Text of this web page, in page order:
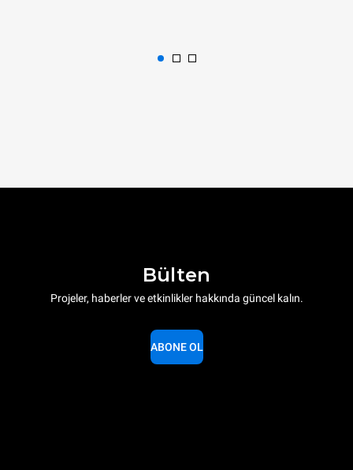
Bülten
Projeler, haberler ve etkinlikler hakkında güncel kalın.
ABONE OL